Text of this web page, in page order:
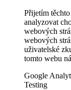
Přijetím
analyzovat
webových
webových
uživatelské
tomto webu
Google
Testing